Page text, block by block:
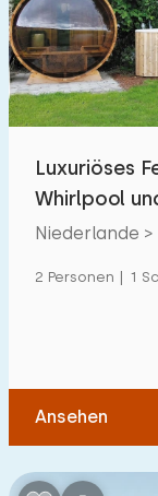
Haustierfrei
Ladestation
Luxuriöses
Whirlpool
Borger
Niederlande
2 Personen | 1
Ansehen